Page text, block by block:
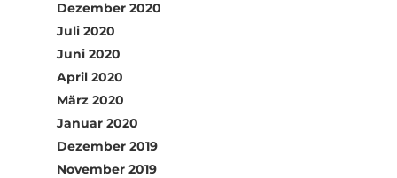
Dezember 2020
Juli 2020
Juni 2020
April 2020
März 2020
Januar 2020
Dezember 2019
November 2019